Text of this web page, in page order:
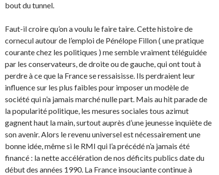
bout du tunnel.
Faut-il croire qu’on a voulu le faire taire. Cette histoire de
cornecul autour de l’emploi de Pénélope Fillon ( une pratique
courante chez les politiques ) me semble vraiment téléguidée
par les conservateurs, de droite ou de gauche, qui ont tout à
perdre à ce que la France se ressaisisse. Ils perdraient leur
influence sur les plus faibles pour imposer un modèle de
société qui n’a jamais marché nulle part. Mais au hit parade de
la popularité politique, les mesures sociales tous azimut
gagnent haut la main, surtout auprès d’une jeunesse inquiète de
son avenir. Alors le revenu universel est nécessairement une
bonne idée, même si le RMI qui l’a précédé n’a jamais été
financé : la nette accélération de nos déficits publics date du
début des années 1990. La France insouciante continue à